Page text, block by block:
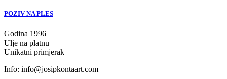
POZIV NA PLES
Godina 1996
Ulje na platnu
Unikatni primjerak
Info: info@josipkontaart.com